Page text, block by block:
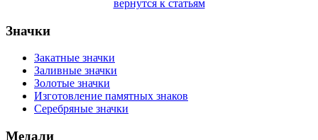
вернутся к статьям
Значки
Закатные значки
Заливные значки
Золотые значки
Изготовление памятных знаков
Серебряные значки
Медали